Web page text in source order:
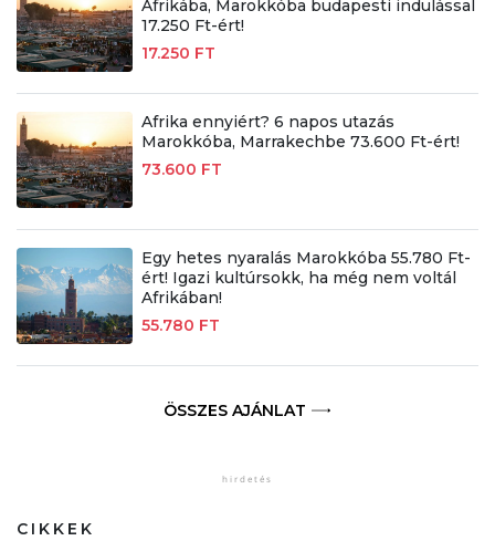
Afrikába, Marokkóba budapesti indulással
17.250 Ft-ért!
17.250 FT
Afrika ennyiért? 6 napos utazás
Marokkóba, Marrakechbe 73.600 Ft-ért!
73.600 FT
Egy hetes nyaralás Marokkóba 55.780 Ft-
ért! Igazi kultúrsokk, ha még nem voltál
Afrikában!
55.780 FT
ÖSSZES AJÁNLAT
CIKKEK